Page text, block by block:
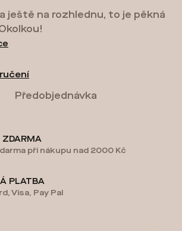
Předobjednávka
ještě na rozhlednu, to je pěkná
ZDARMA
při nákupu nad 2000 Kč
PLATBA
Visa, Pay Pal